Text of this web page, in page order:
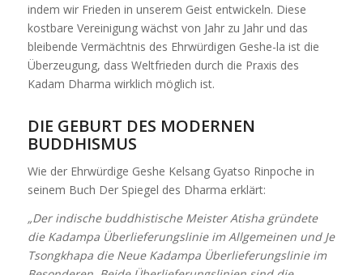
indem wir Frieden in unserem Geist entwickeln. Diese
kostbare Vereinigung wächst von Jahr zu Jahr und das
bleibende Vermächtnis des Ehrwürdigen Geshe-la ist die
Überzeugung, dass Weltfrieden durch die Praxis des
Kadam Dharma wirklich möglich ist.
DIE GEBURT DES MODERNEN
BUDDHISMUS
Wie der Ehrwürdige Geshe Kelsang Gyatso Rinpoche in
seinem Buch Der Spiegel des Dharma erklärt:
„Der indische buddhistische Meister Atisha gründete
die Kadampa Überlieferungslinie im Allgemeinen und Je
Tsongkhapa die Neue Kadampa Überlieferungslinie im